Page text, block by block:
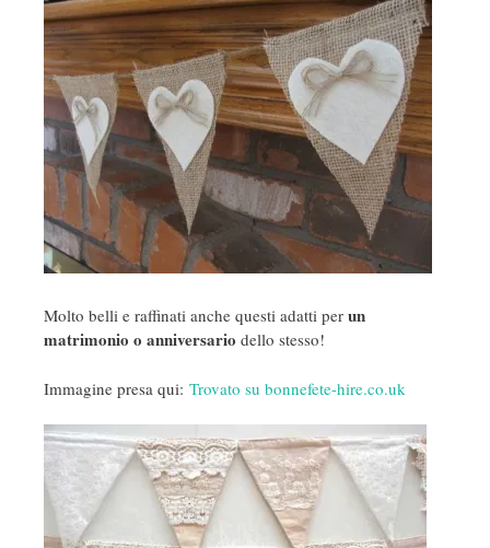
Molto belli e raffinati anche questi adatti per un
matrimonio o anniversario dello stesso!
Immagine presa qui: Trovato su bonnefete-hire.co.uk